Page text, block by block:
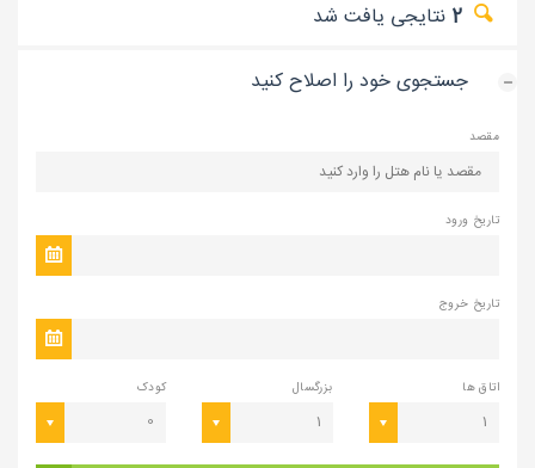
2 نتایجی یافت شد
جستجوی خود را اصلاح کنید
مقصد
تاریخ ورود
تاریخ خروج
اتاق ها
1
بزرگسال
1
کودک
0